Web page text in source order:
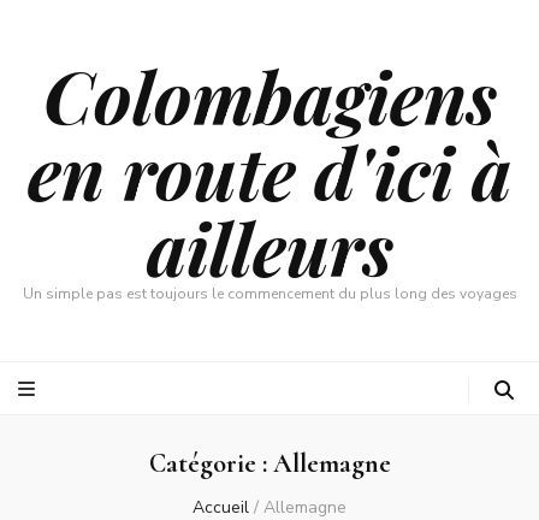
Colombagiens
en route d'ici à
ailleurs
Un simple pas est toujours le commencement du plus long des voyages
Catégorie :Allemagne
Accueil / Allemagne